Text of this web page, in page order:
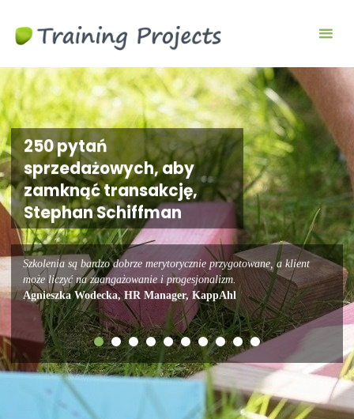
integracyjne,
team
building
250 pytań
sprzedażowych, aby
zamknąć transakcję,
Stephan Schiffman
Szkolenia są bardzo dobrze merytorycznie przygotowane, a klient
może liczyć na zaangażowanie i progesjonalizm.
Agnieszka Wodecka, HR Manager, KappAhl